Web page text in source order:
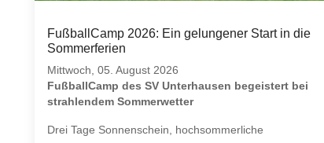
FußballCamp 2026: Ein gelungener Start in die
Sommerferien
Mittwoch, 05. August 2026
FußballCamp des SV Unterhausen begeistert bei
strahlendem Sommerwetter
Drei Tage Sonnenschein, hochsommerliche